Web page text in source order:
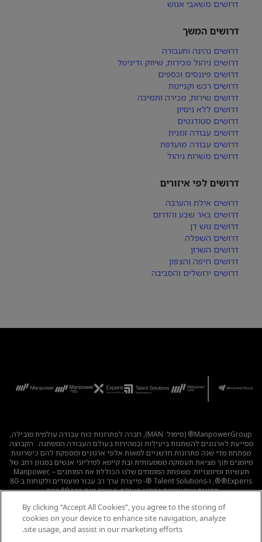
דרושים משאבי אנוש
דרושים המשך
דרושים נהיגה ותעבורה
דרושים ניהול מכירות, שיווק ודיגיטל
דרושים פיננסים וכספים
דרושים רכש וקניינות
דרושים שירות, מכירה ותמיכה
דרושים ללא ניסיון
דרושים סטודנטים
דרושים עבודה זמנית
דרושים עבודה מועדפת
דרושים משרות ניהול
דרושים לפי איזורים
דרושים אילת והערבה
דרושים באר שבע והדרום
דרושים גוש דן
דרושים השפלה
דרושים השרון
דרושים חיפה והצפון
דרושים ירושלים והסביבה
ManpowerGroup® (סימול: MAN), חברה לפתרונות כוח עבודה עולמית מובילה,
מסייעת לארגונים להשתנות ביעילות ובמהירות בעולם העבודה המשתנה . הקבוצה
מפתחת מדי שנה פתרונות חדשניים למאות אלפי ארגונים ומספקת להם כישרונות
מיומנים תוך מציאת תעסוקה משמעותית ובת קיימא למיליוני אנשים במגוון רחב של
תעשיות ומיומנויות. משפחת המומחים שלנו הכוללת את המותגים – Manpower,
®Experis®, ו-Talent Solutions ®- מייצרת ערך רב עבור מועמדים ולקוחות ב-80
מדינות וטריטוריות ברחבי העולם, ועושה זאת כבר 80 שנה.
לכל המשרות | מדיניות הפרטיות | תנאי השימוש | נגישות
קוד אתי
|
By clicking “Accept All Cookies”, you agree to the storing of
cookies on your device to enhance site navigation, analyze
site usage, and assist in our marketing efforts.